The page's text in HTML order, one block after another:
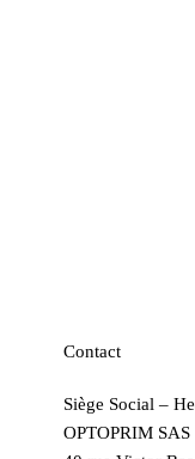
Contact
Siège Social –
OPTOPRIM SAS